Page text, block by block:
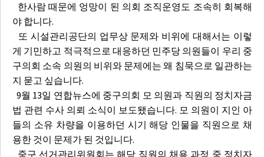
한사람 때문에 엉망이 된 의회 조직운영도 조속히 회복해
야 합니다.
또 시설관리공단의 업무상 문제와 비위에 대해서는 이렇
게 기민하고 적극적으로 대응하던 민주당 의원들이 우리 중
구의회 소속 의원의 비위와 문제에는 왜 침묵으로 일관하는
지 묻고 싶습니다.
9월 13일 연합뉴스에 중구의회 모 의원과 직원의 정치자금
법 관련 수사 의뢰 소식이 보도됐습니다. 모 의원이 지인 아
들의 소유 차량을 이용하던 시기 해당 인물을 직원으로 채
용한 것이 문제가 된 것입니다.
중구 선거관리위원회는 해당 직원의 채용 과정 중 정치자